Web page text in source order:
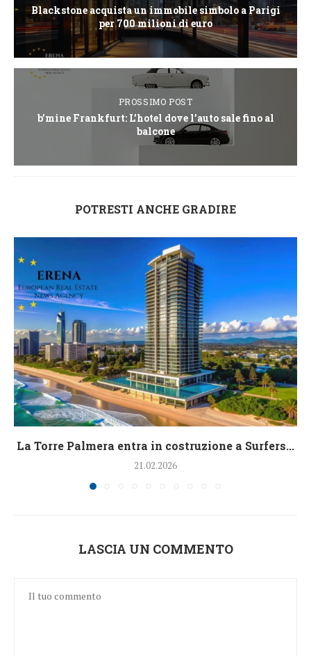
Blackstone acquista un immobile simbolo a Parigi
per 700 milioni di euro
PROSSIMO POST
b’mine Frankfurt: L’hotel dove l’auto sale fino al
balcone
POTRESTI ANCHE GRADIRE
La Torre Palmera entra in costruzione a Surfers...
21.02.2026
LASCIA UN COMMENTO